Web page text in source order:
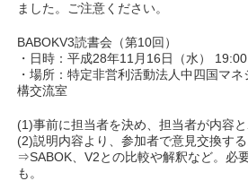
ました。ご注意ください。
BABOKV3読書会（第10回）
・日時：平成28年11月16日（水）
・場所：特定非営利活動法人中四国マ
構交流室
(1)事前に担当者を決め、担当者が内容と
(2)説明内容より、参加者で意見交換する
⇒SABOK、V2との比較や解釈など。必
も。